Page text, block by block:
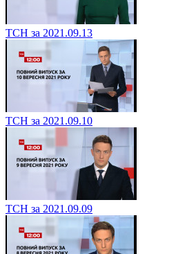
ТСН за 2021.09.13
ТСН за 2021.09.10
ТСН за 2021.09.09